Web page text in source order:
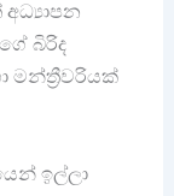
බිරිද
මන්ත්‍රීවරියක්
ඉල්ලා